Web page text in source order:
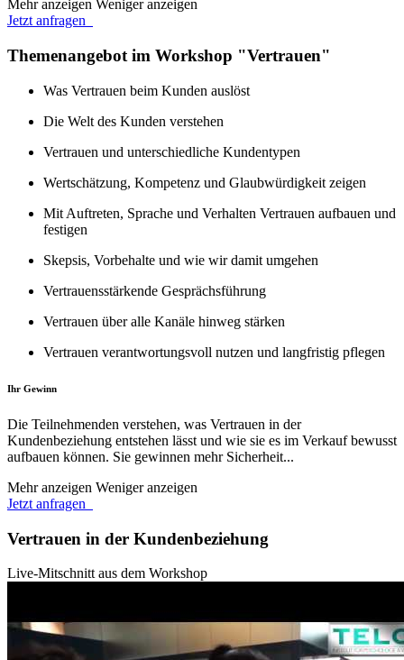
Mehr anzeigen Weniger anzeigen
Jetzt anfragen
Themenangebot im Workshop "Vertrauen"
Was Vertrauen beim Kunden auslöst
Die Welt des Kunden verstehen
Vertrauen und unterschiedliche Kundentypen
Wertschätzung, Kompetenz und Glaubwürdigkeit zeigen
Mit Auftreten, Sprache und Verhalten Vertrauen aufbauen und
festigen
Skepsis, Vorbehalte und wie wir damit umgehen
Vertrauensstärkende Gesprächsführung
Vertrauen über alle Kanäle hinweg stärken
Vertrauen verantwortungsvoll nutzen und langfristig pflegen
Ihr Gewinn
Die Teilnehmenden verstehen, was Vertrauen in der
Kundenbeziehung entstehen lässt und wie sie es im Verkauf bewusst
aufbauen können. Sie gewinnen mehr Sicherheit...
Mehr anzeigen Weniger anzeigen
Jetzt anfragen
Vertrauen in der Kundenbeziehung
Live-Mitschnitt aus dem Workshop